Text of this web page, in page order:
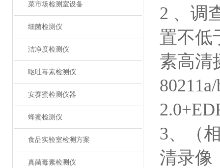
菜市场检测室设备
细菌检测仪
洁净度检测仪
呕吐毒素检测仪
安赛蜜检测仪器
蜂蜜检测仪
食品实验室检测方案
真菌毒素检测仪
2 、调
置不低
素高清
3、（
清录像